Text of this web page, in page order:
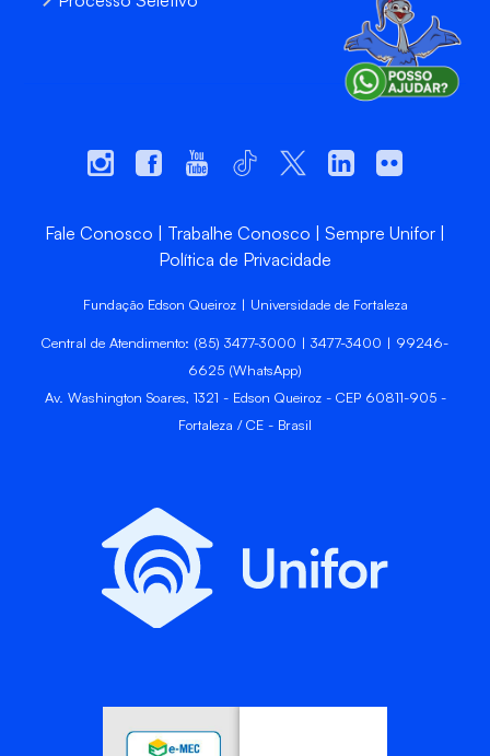
Fale Conosco Trabalhe Conosco
Sempre Unifor
Política de Privacidade
Fundação Edson Queiroz | Universidade de Fortaleza
Central de Atendimento: (85) 3477-3000 | 3477-3400 | 99246-
6625 (WhatsApp)
Av. Washington Soares, 1321 - Edson Queiroz - CEP 60811-905 -
Fortaleza / CE - Brasil